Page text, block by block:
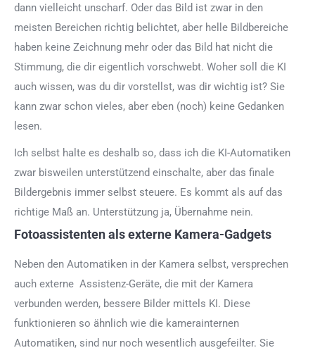
dann vielleicht unscharf. Oder das Bild ist zwar in den
meisten Bereichen richtig belichtet, aber helle Bildbereiche
haben keine Zeichnung mehr oder das Bild hat nicht die
Stimmung, die dir eigentlich vorschwebt. Woher soll die KI
auch wissen, was du dir vorstellst, was dir wichtig ist? Sie
kann zwar schon vieles, aber eben (noch) keine Gedanken
lesen.
Ich selbst halte es deshalb so, dass ich die KI-Automatiken
zwar bisweilen unterstützend einschalte, aber das finale
Bildergebnis immer selbst steuere. Es kommt als auf das
richtige Maß an. Unterstützung ja, Übernahme nein.
Fotoassistenten als externe Kamera-Gadgets
Neben den Automatiken in der Kamera selbst, versprechen
auch externe Assistenz-Geräte, die mit der Kamera
verbunden werden, bessere Bilder mittels KI. Diese
funktionieren so ähnlich wie die kamerainternen
Automatiken, sind nur noch wesentlich ausgefeilter. Sie